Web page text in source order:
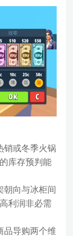
销或冬季火锅
库存预判能
朝向与冰柜间
利润非必需
品导购两个维